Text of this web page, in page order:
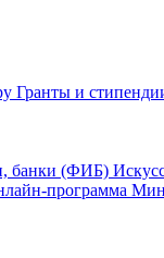
Гранты и
банки (ФИБ)
программа